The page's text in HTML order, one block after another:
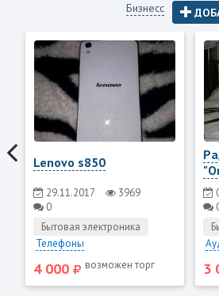
Бизнесс
Lenovo s850
29.11.2017
3969
0
Бытовая электроника
Телефоны
4 000 возможен торг 3